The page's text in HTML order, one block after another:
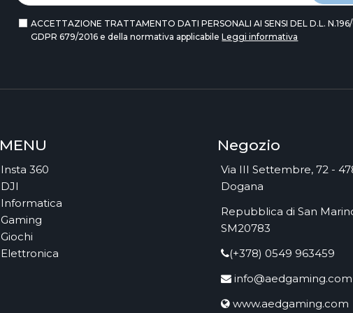
ACCETTAZIONE TRATTAMENTO DATI PERSONALI AI SENSI DEL D.L.
GDPR 679/2016 e della normativa applicabileLeggi informativa
MENU
Insta 360
DJI
Informatica
Gaming
Giochi
Elettronica
Negozio
Via III Settembre, 72 -
Dogana
Repubblica di San
SM20783
(+378) 0549 963459
info@aedgaming.com
www.aedgaming.com